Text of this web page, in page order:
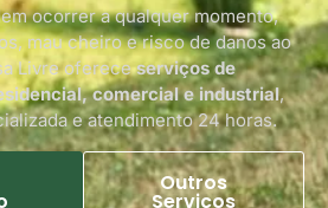
ocorrer a qualquer momento,
mau cheiro e risco de danos ao
Livre ofereceserviços de
comercial e industrial,
e atendimento 24 horas.
Outros
Serviços